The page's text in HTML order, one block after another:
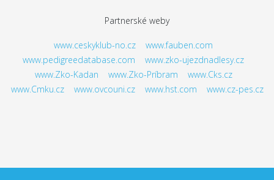
Partnerské weby
www.ceskyklub-no.cz
www.fauben.com
www.pedigreedatabase.com
www.zko-ujezdnadlesy.cz
www.Zko-Kadan
www.Zko-Príbram
www.Cks.cz
www.Cmku.cz
www.ovcouni.cz www.hst.com www.cz-pes.cz